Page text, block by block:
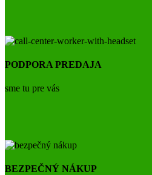
PODPORA PREDAJA
sme tu pre vás
BEZPEČNÝ NÁKUP